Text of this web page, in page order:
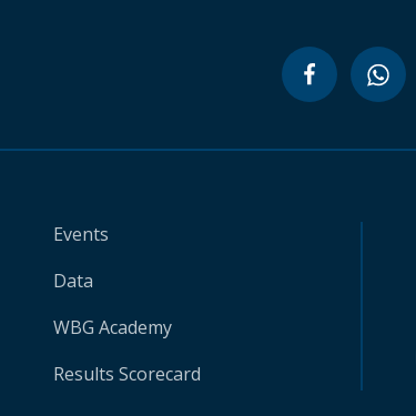
Events
Data
WBG Academy
Results Scorecard